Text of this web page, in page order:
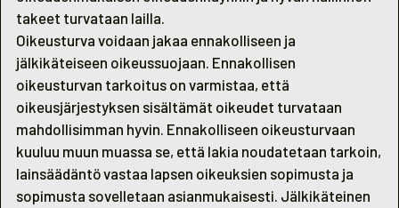
takeet turvataan lailla.
Oikeusturva voidaan jakaa ennakolliseen ja
jälkikäteiseen oikeussuojaan. Ennakollisen
oikeusturvan tarkoitus on varmistaa, että
oikeusjärjestyksen sisältämät oikeudet turvataan
mahdollisimman hyvin. Ennakolliseen oikeusturvaan
kuuluu muun muassa se, että lakia noudatetaan tarkoin,
lainsäädäntö vastaa lapsen oikeuksien sopimusta ja
sopimusta sovelletaan asianmukaisesti. Jälkikäteinen